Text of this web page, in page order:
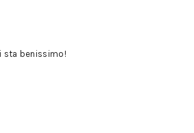
sta benissimo!